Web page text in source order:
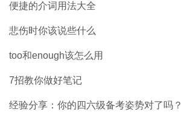
便捷的介词用法大全
悲伤时你该说些什么
too和enough该怎么用
7招教你做好笔记
经验分享：你的四六级备考姿势对了吗？